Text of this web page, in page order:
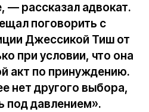
— рассказал адвокат.
поговорить с
Джессикой Тиш от
при условии, что она
акт по принуждению.
нет другого выбора,
под давлением».